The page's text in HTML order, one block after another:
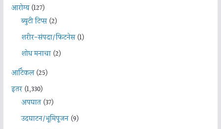
आरोग्य(127)
ब्युटी टिप्स(2)
शरीर-संपदा/फिटनेस(1)
शोध मनाचा(2)
आर्टिकल(25)
इतर(1,330)
अपघात(37)
उदघाटन/भूमिपूजन(9)